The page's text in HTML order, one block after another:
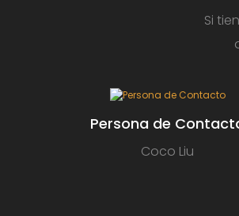
Si
Persona de
Coco Liu